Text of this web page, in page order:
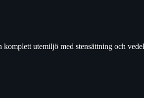
komplett utemiljö med stensättning och